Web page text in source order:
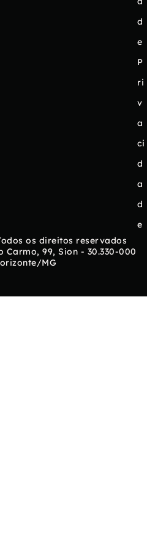
d
e
P
ri
v
a
ci
d
a
d
e
os direitos reservados
Carmo, 99, Sion - 30.330-000
MG